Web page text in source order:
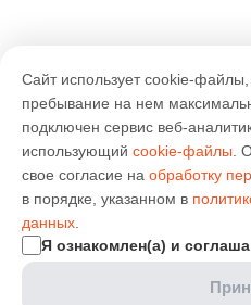
Сайт использует cookie-
пребывание на нем
подключен сервис веб-
использующий cookie-файлы .
свое согласие на обработку
в порядке, указанном в
данных
Я ознакомлен(а) и